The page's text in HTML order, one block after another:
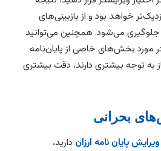
خواهد بود و از بازبینی‌های
جلوگیری می‌شود. همچنین می‌توانید
مورد بخش‌های خاصی از پایان‌نامه
توجه بیشتری دارند، دقت بیشتری
ویرایش پایان نامه ارزان دارید،